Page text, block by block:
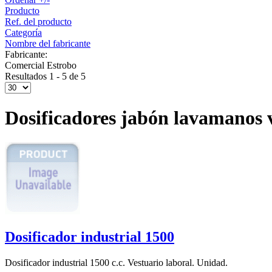
Producto
Ref. del producto
Categoría
Nombre del fabricante
Fabricante:
Comercial Estrobo
Resultados 1 - 5 de 5
Dosificadores jabón lavamanos
Dosificador industrial 1500
Dosificador industrial 1500 c.c. Vestuario laboral. Unidad.